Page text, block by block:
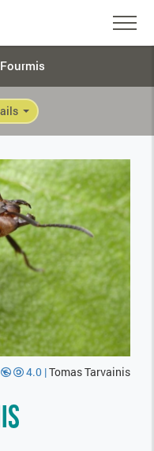
4.0 |Tomas Tarvainis